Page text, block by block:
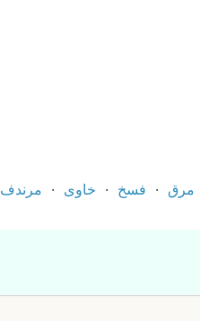
مرق فسخ خاوى مرندف